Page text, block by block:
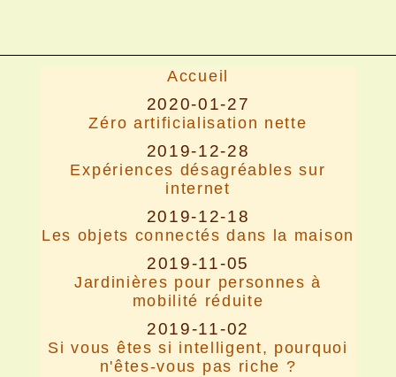
Accueil
2020-01-27
Zéro artificialisation nette
2019-12-28
Expériences désagréables sur
internet
2019-12-18
Les objets connectés dans la maison
2019-11-05
Jardinières pour personnes à
mobilité réduite
2019-11-02
Si vous êtes si intelligent, pourquoi
n'êtes-vous pas riche ?